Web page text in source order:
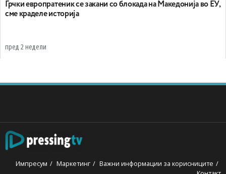
Грчки европратеник се закани со блокада на Македонија во ЕУ,
сме краделе историја
пред 2 недели
Импресум Маркетинг
Важни информации за корисниците